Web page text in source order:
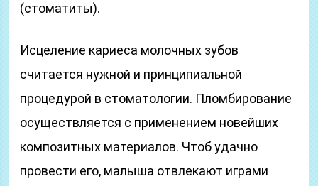
(стоматиты).
Исцеление кариеса молочных зубов
считается нужной и принципиальной
процедурой в стоматологии. Пломбирование
осуществляется с применением новейших
композитных материалов. Чтоб удачно
провести его, малыша отвлекают играми